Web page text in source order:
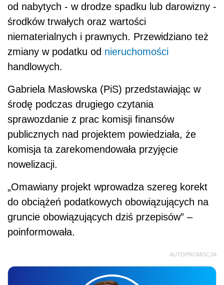
od nabytych - w drodze spadku lub darowizny -
środków trwałych oraz wartości
niematerialnych i prawnych. Przewidziano też
zmiany w podatku od nieruchomości
handlowych.
Gabriela Masłowska (PiS) przedstawiając w
środę podczas drugiego czytania
sprawozdanie z prac komisji finansów
publicznych nad projektem powiedziała, że
komisja ta zarekomendowała przyjęcie
nowelizacji.
„Omawiany projekt wprowadza szereg korekt
do obciążeń podatkowych obowiązujących na
gruncie obowiązujących dziś przepisów” –
poinformowała.
AUTOPROMOCJA